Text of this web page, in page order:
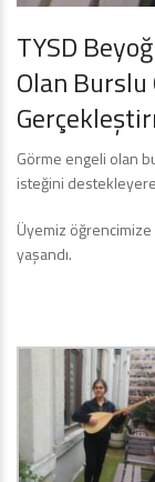
TYSD
Olan
Görme engeli olan
isteğini
Üyemiz
yaşandı.